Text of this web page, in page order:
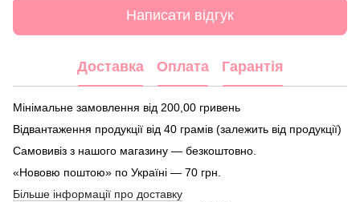
Написати відгук
Доставка Оплата Гарантія
Мінімальне замовлення від 200,00 гривень
Відвантаження продукції від 40 грамів (залежить від продукції)
Самовивіз з нашого магазину — безкоштовно.
«Нововю поштою» по Україні — 70 грн.
Більше інформації про доставку